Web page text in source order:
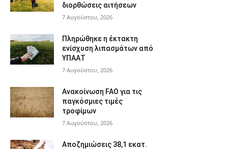
διορθώσεις αιτήσεων
7 Αυγούστου, 2026
Πληρώθηκε η έκτακτη
ενίσχυση λιπασμάτων από
ΥΠΑΑΤ
7 Αυγούστου, 2026
Ανακοίνωση FAO για τις
παγκόσμιες τιμές
τροφίμων
7 Αυγούστου, 2026
Αποζημιώσεις 38,1 εκατ.